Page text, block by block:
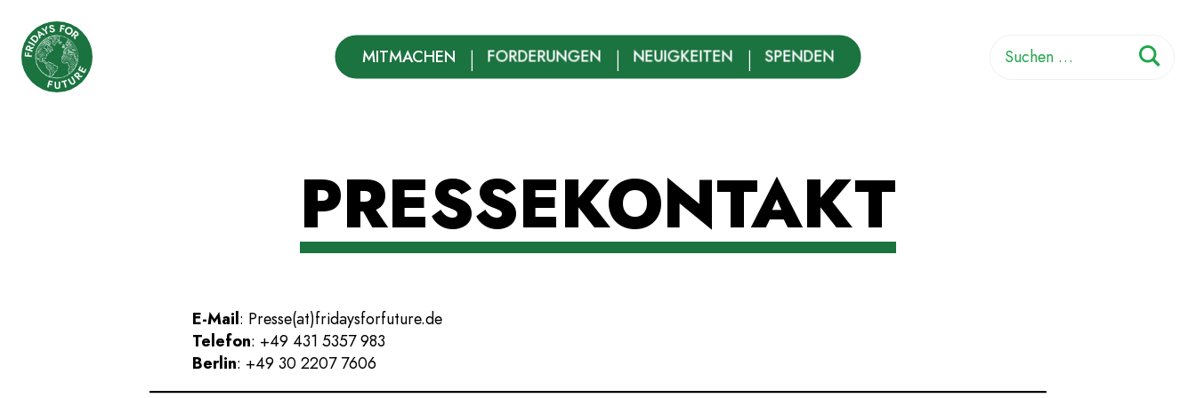
Fridays for Future
Deutschland MITMACHEN FORDERUNGEN NEUIGKEITEN SPENDEN
Suchen
nach:
PRESSEKONTAKT
E-Mail: Presse(at)fridaysforfuture.de
Telefon: +49 431 5357 983
Berlin: +49 30 2207 7606